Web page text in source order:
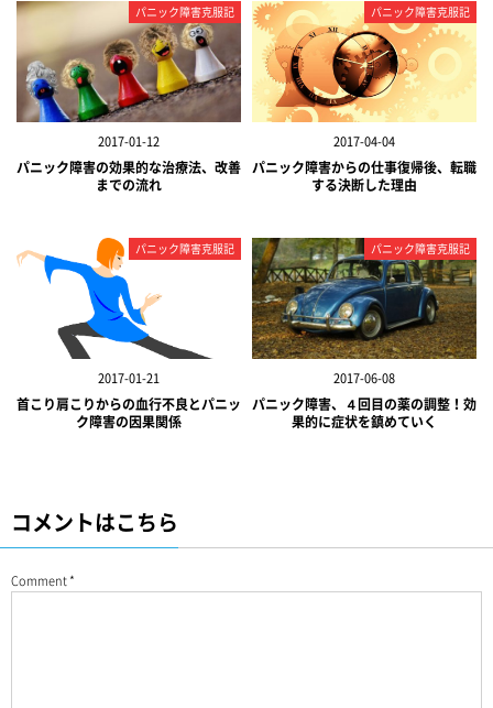
2017-01-12
パニック障害克服記
パニック障害の効果的な治療法、改善
までの流れ
2017-04-04
パニック障害克服記
パニック障害からの仕事復帰後、転職
する決断した理由
2017-01-21
パニック障害克服記
首こり肩こりからの血行不良とパニッ
ク障害の因果関係
2017-06-08
パニック障害克服記
パニック障害、４回目の薬の調整！効
果的に症状を鎮めていく
コメントはこちら
Comment*